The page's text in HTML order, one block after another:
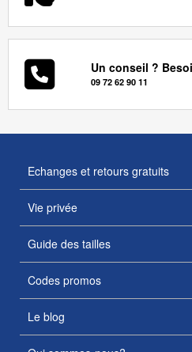
Un conseil ?
09 72 62 90 11
Echanges et retours gratuits
Vie privée
Guide des tailles
Codes promos
Le blog